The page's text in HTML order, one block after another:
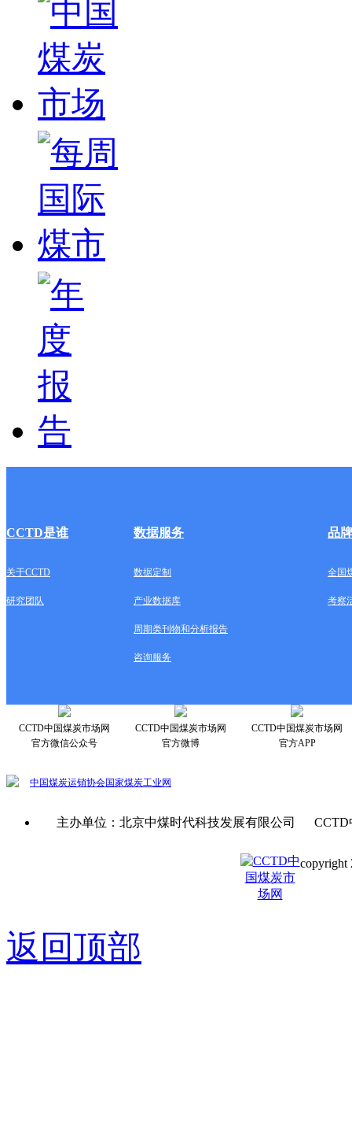
CCTD是谁 数据服务 品
关于CCTD 数据定制 全国
研究团队 产业数据库 考察
周期类刊物和分析报告
咨询服务
CCTD中国煤炭市场网
官方微信公众号
CCTD中国煤炭市场网
官方微博
CCTD中国煤炭市场网
官方APP
中国煤炭运销协会国家煤炭工业网
主办单位：北京中煤时代科技发展有限公司
copyright
返回顶部